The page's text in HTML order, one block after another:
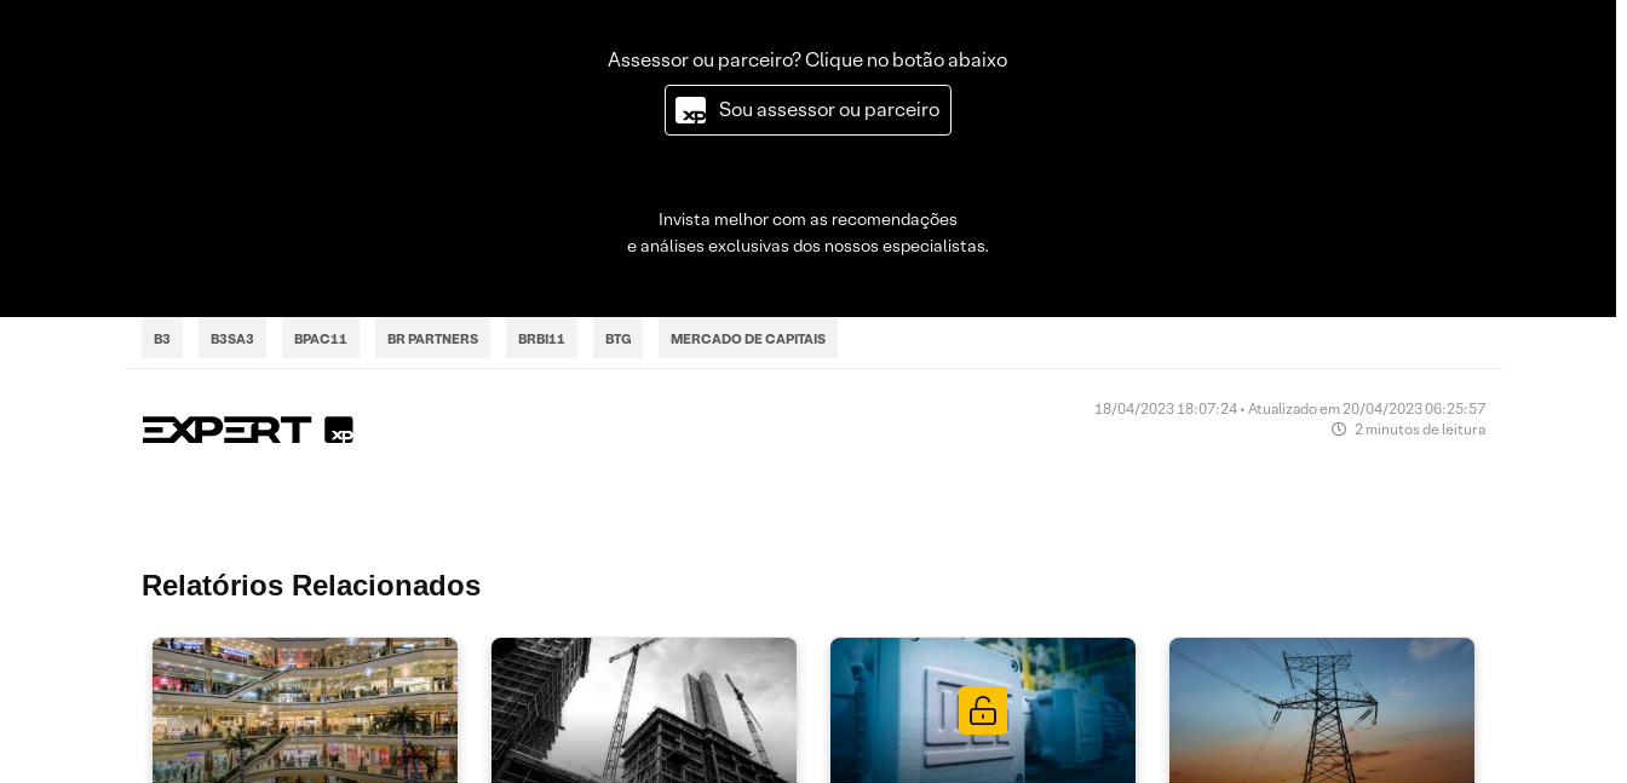
Assessor ou parceiro? Clique no botão abaixo
Sou assessor ou parceiro
Invista melhor com as recomendações
e análises exclusivas dos nossos especialistas.
B3 B3SA3 BPAC11 BR PARTNERS BRBI11 BTG MERCADO DE CAPITAIS
18/04/2023 18:07:24 • Atualizado em 20/04/2023 06:25:57
2 minutos de leitura
Relatórios Relacionados